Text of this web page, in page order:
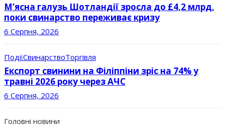
М’ясна галузь Шотландії зросла до £4,2 млрд,
поки свинарство переживає кризу
6 Серпня, 2026
ПодіїСвинарствоТоргівля
Експорт свинини на Філіппіни зріс на 74% у
травні 2026 року через АЧС
6 Серпня, 2026
Головні новини